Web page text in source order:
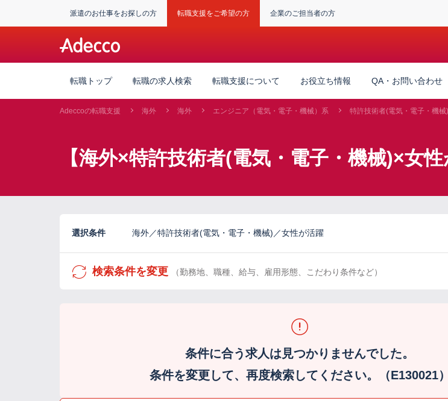
派遣のお仕事をお探しの方 転職支援をご希望の方 企業のご担当者の方
転職トップ 転職の求人検索 転職支援について お役立ち情報 QA・お問い合わせ
Adeccoの転職支援 海外 海外 エンジニア（電気・電子・機械）系 特許技術者(電気・電子・機械)
【海外×特許技術者(電気・電子・機械)×女
選択条件 海外／特許技術者(電気・電子・機械)／女性が活躍
検索条件を変更 （勤務地、職種、給与、雇用形態、こだわり条件など）
条件に合う求人は見つかりませんでした。
条件を変更して、再度検索してください。（E130021）